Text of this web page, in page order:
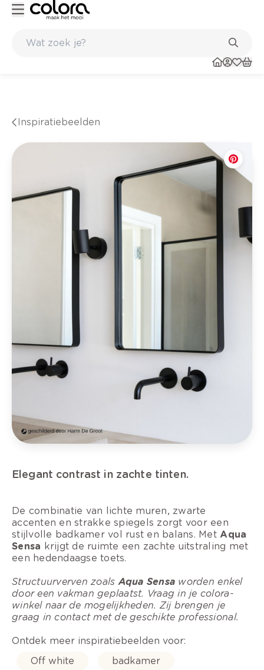
Inspiratiebeelden
Elegant contrast in zachte tinten.
De combinatie van lichte muren, zwarte
accenten en strakke spiegels zorgt voor een
stijlvolle badkamer vol rust en balans. Met Aqua
Sensa krijgt de ruimte een zachte uitstraling met
een hedendaagse toets.
Structuurverven zoals Aqua Sensa worden enkel
door een vakman geplaatst. Vraag in je colora-
winkel naar de mogelijkheden. Zij brengen je
graag in contact met de geschikte professional.
Ontdek meer inspiratiebeelden voor:
Off white
badkamer